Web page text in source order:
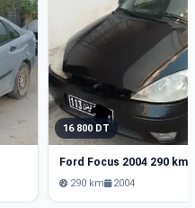
16 800 DT
Ford Focus 2004 290 km
290 km 2004